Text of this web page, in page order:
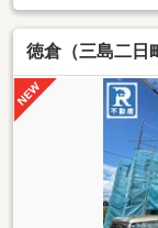
徳倉（三島二日